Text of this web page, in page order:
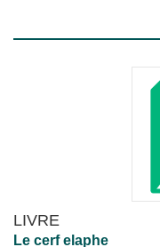
LIVRE
Le cerf elaphe